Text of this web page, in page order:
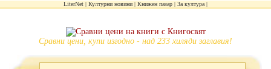
LiterNet Културни новини Книжен пазар За култура
Сравни цени, купи изгодно - над 233 хиляди заглавия!